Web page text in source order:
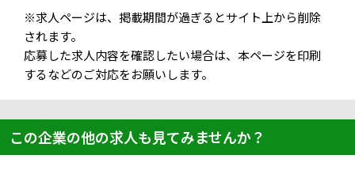
※求人ページは、掲載期間が過ぎるとサイト上から削除
されます。
応募した求人内容を確認したい場合は、本ページを印刷
するなどのご対応をお願いします。
この企業の他の求人も見てみませんか？